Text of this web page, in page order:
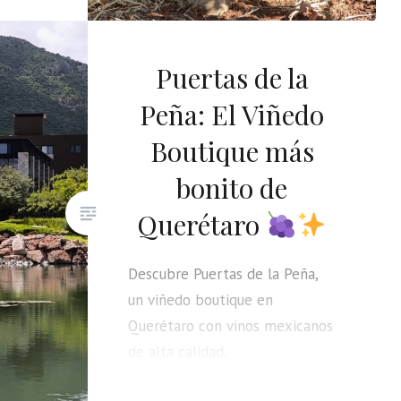
Puertas de la
Peña: El Viñedo
Boutique más
bonito de
Querétaro
Descubre Puertas de la Peña,
un viñedo boutique en
Querétaro con vinos mexicanos